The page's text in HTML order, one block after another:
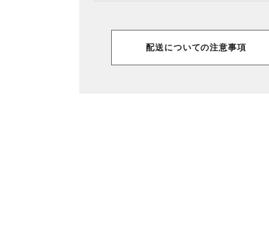
配送についての注意事項